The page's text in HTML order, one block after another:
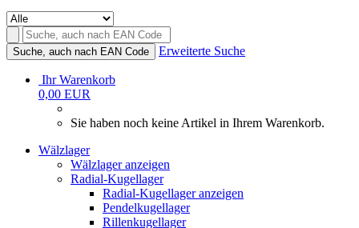
Suche, auch nach EAN Code Erweiterte Suche
Ihr Warenkorb
0,00 EUR
Sie haben noch keine Artikel in Ihrem Warenkorb.
Wälzlager
Wälzlager anzeigen
Radial-Kugellager
Radial-Kugellager anzeigen
Pendelkugellager
Rillenkugellager